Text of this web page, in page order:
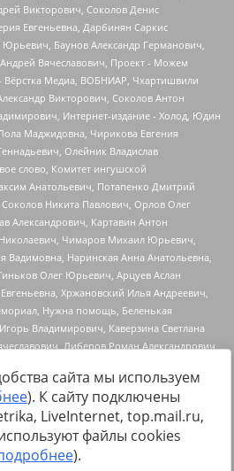
uploaded/files/reestr-
2024.pdfданные на22.03.2024
сайта мы используем
). К сайту подключены
LiveInternet, top.mail.ru,
файлы cookies
).